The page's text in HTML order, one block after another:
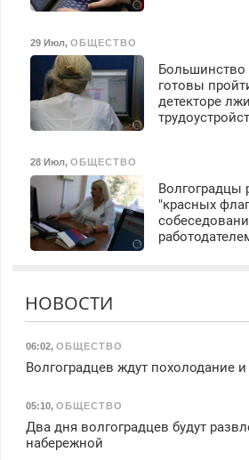
29 Июл, ОБЩЕСТВО
Большинство
готовы
детекторе
28 Июл, ОБЩЕСТВО
Волгоградцы
"красных
НОВОСТИ
06:02, ОБЩЕСТВО
Волгоградцев ждут похолодание
05:10, ОБЩЕСТВО
Два дня волгоградцев будут
набережной